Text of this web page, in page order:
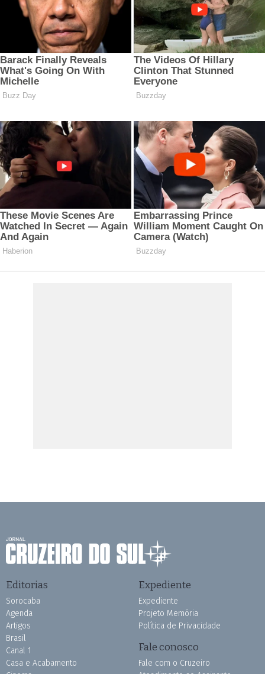
Editorias
Sorocaba
Agenda
Artigos
Brasil
Canal 1
Casa e Acabamento
Expediente
Expediente
Projeto Memória
Política de Privacidade
Fale conosco
Fale com o Cruzeiro